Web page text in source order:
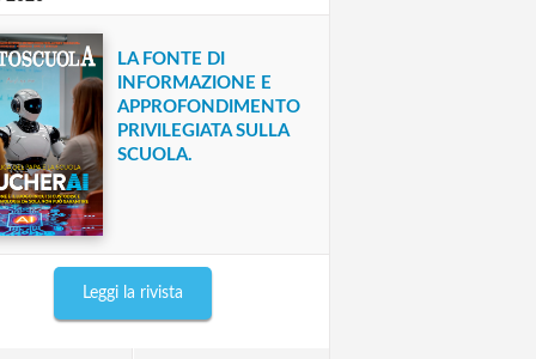
LA FONTE DI
INFORMAZIONE E
APPROFONDIMENTO
PRIVILEGIATA SULLA
SCUOLA.
Leggi la rivista